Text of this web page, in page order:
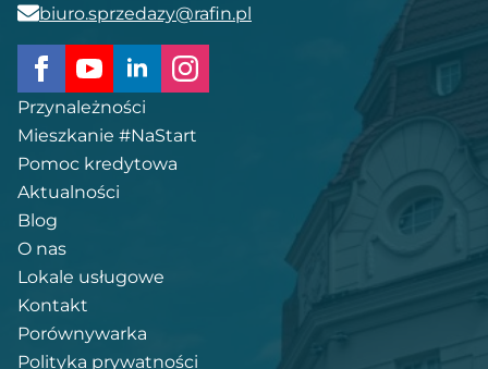
biuro.sprzedazy@rafin.pl
Przynależności
Mieszkanie #NaStart
Pomoc kredytowa
Aktualności
Blog
O nas
Lokale usługowe
Kontakt
Porównywarka
Polityka prywatności